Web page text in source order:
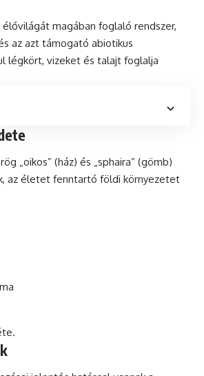
élővilágát magában foglaló rendszer,
az azt támogató abiotikus
légkört, vizeket és talajt foglalja
„oikos” (ház) és „sphaira” (gömb)
az életet fenntartó földi környezetet